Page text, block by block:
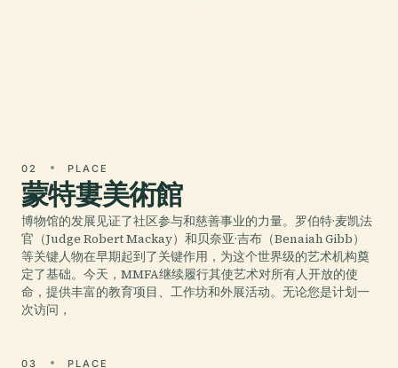
02 PLACE
蒙特婁美術館
博物馆的发展见证了社区参与和慈善事业的力量。罗伯特·麦凯法
官（Judge Robert Mackay）和贝奈亚·吉布（Benaiah Gibb）
等关键人物在早期起到了关键作用，为这个世界级的艺术机构奠
定了基础。今天，MMFA继续履行其使艺术对所有人开放的使
命，提供丰富的教育项目、工作坊和外展活动。无论您是计划一
次访问，
03 PLACE